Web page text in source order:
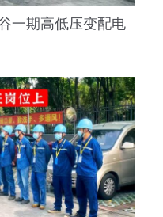
一期高低压变配电